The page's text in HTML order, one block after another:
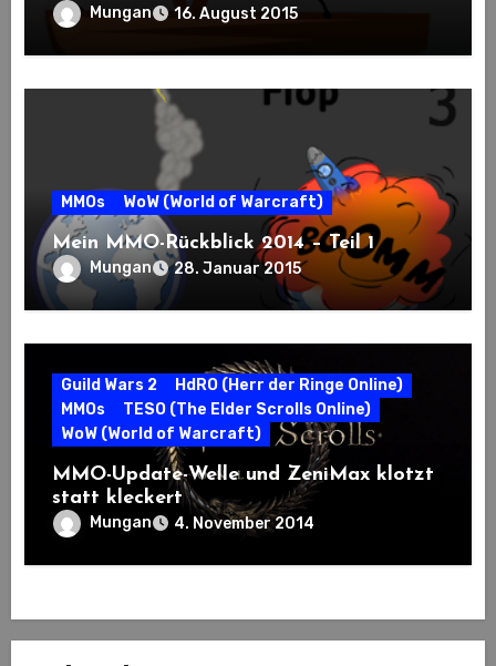
Mungan 16. August 2015
MMOs WoW (World of Warcraft)
Mein MMO-Rückblick 2014 – Teil 1
Mungan 28. Januar 2015
Guild Wars 2
HdRO (Herr der Ringe Online)
MMOs
TESO (The Elder Scrolls Online)
WoW (World of Warcraft)
MMO-Update-Welle und ZeniMax klotzt
statt kleckert
Mungan 4. November 2014